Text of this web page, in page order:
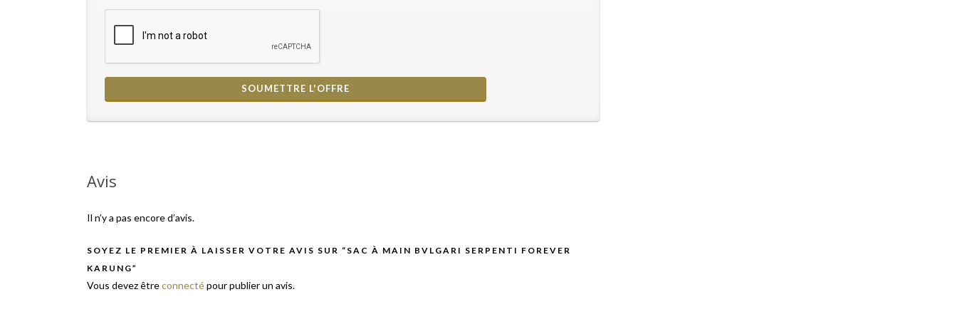
Avis
Il n’y a pas encore d’avis.
SOYEZ LE PREMIER À LAISSER VOTRE AVIS SUR “SAC À MAIN BVLGARI SERPENTI FOREVER
KARUNG”
Vous devez êtreconnectépour publier un avis.